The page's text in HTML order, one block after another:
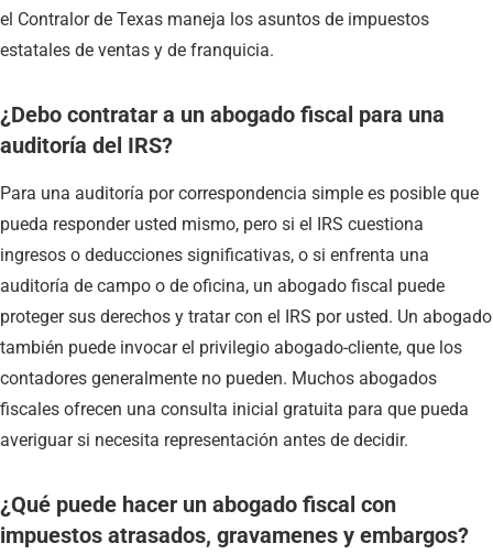
el Contralor de Texas maneja los asuntos de impuestos
estatales de ventas y de franquicia.
¿Debo contratar a un abogado fiscal para una
auditoría del IRS?
Para una auditoría por correspondencia simple es posible que
pueda responder usted mismo, pero si el IRS cuestiona
ingresos o deducciones significativas, o si enfrenta una
auditoría de campo o de oficina, un abogado fiscal puede
proteger sus derechos y tratar con el IRS por usted. Un abogado
también puede invocar el privilegio abogado-cliente, que los
contadores generalmente no pueden. Muchos abogados
fiscales ofrecen una consulta inicial gratuita para que pueda
averiguar si necesita representación antes de decidir.
¿Qué puede hacer un abogado fiscal con
impuestos atrasados, gravamenes y embargos?